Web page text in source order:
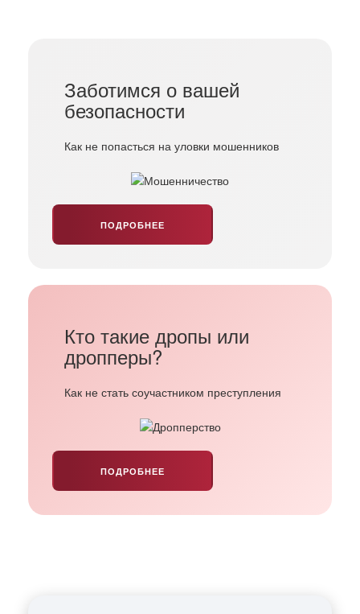
Заботимся о вашей
безопасности
Как не попасться на уловки мошенников
ПОДРОБНЕЕ
Кто такие дропы или
дропперы?
Как не стать соучастником преступления
ПОДРОБНЕЕ